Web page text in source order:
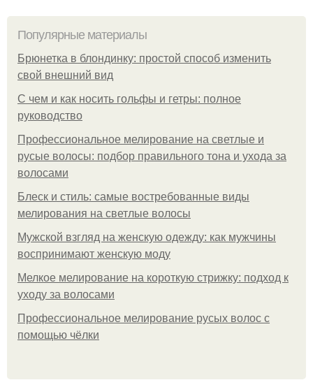
Популярные материалы
Брюнетка в блондинку: простой способ изменить
свой внешний вид
С чем и как носить гольфы и гетры: полное
руководство
Профессиональное мелирование на светлые и
русые волосы: подбор правильного тона и ухода за
волосами
Блеск и стиль: самые востребованные виды
мелирования на светлые волосы
Мужской взгляд на женскую одежду: как мужчины
воспринимают женскую моду
Мелкое мелирование на короткую стрижку: подход к
уходу за волосами
Профессиональное мелирование русых волос с
помощью чёлки